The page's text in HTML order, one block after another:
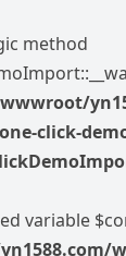
method
click-
variable